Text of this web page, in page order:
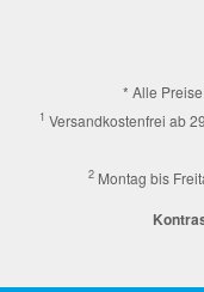
* Alle
1 Versandkostenfrei ab
2Montag bis